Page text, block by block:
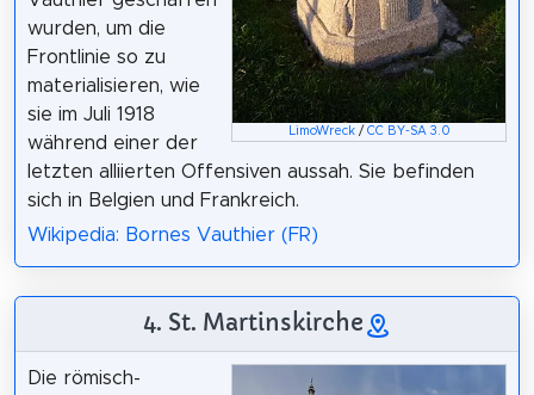
LimoWreck/ CC BY-SA 3.0
wurden, um die
Frontlinie so zu
materialisieren, wie
sie im Juli 1918
während einer der
letzten alliierten Offensiven aussah. Sie befinden
sich in Belgien und Frankreich.
Wikipedia: Bornes Vauthier (FR)
4. St. Martinskirche
Die römisch-